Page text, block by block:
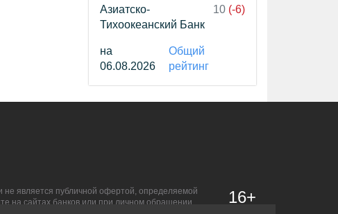
Азиатско-
Тихоокеанский Банк
10 (-6)
на
06.08.2026
Общий
рейтинг
не является публичной офертой, определяемой
на сайтах банков или при личном обращении.
16+